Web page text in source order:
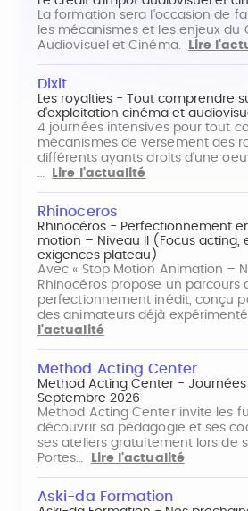
La formation sera l'occasion de
les mécanismes et les enjeux du
Audiovisuel et Cinéma.
Lire
Dixit
Les royalties - Tout comprendre
d'exploitation cinéma et
4 journées intensives pour tout
mécanismes de versement des
différents ayants droits d'une
…
Lire l'actualité
Rhinoceros
Rhinocéros - Perfectionnement
motion – Niveau II (Focus acting,
exigences plateau)
Avec « Stop Motion Animation –
Rhinocéros propose un parcours
perfectionnement inédit, conçu
des animateurs déjà
l'actualité
Method Acting Center
Method Acting Center - Journées
Septembre 2026
Method Acting Center invite les
découvrir sa pédagogie et ses
ses ateliers gratuitement lors de
Portes…
Lire l'actualité
Aski-da Formation